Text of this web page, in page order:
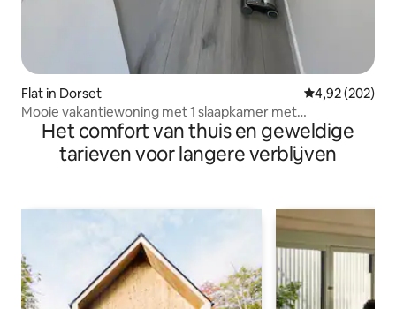
Flat in Dorset Gemiddelde
4,92 (202)
Mooie vakantiewoning met 1 slaapkamer met
tweepersoonsbed
Het comfort van thuis en geweldige
tarieven voor langere verblijven